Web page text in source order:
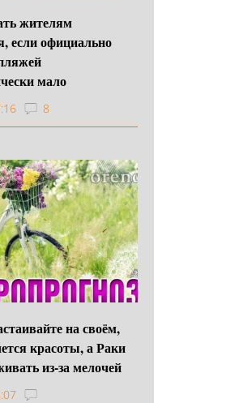
жителям
если официально
мало
8
на своём,
красоты, а Раки
из-за мелочей